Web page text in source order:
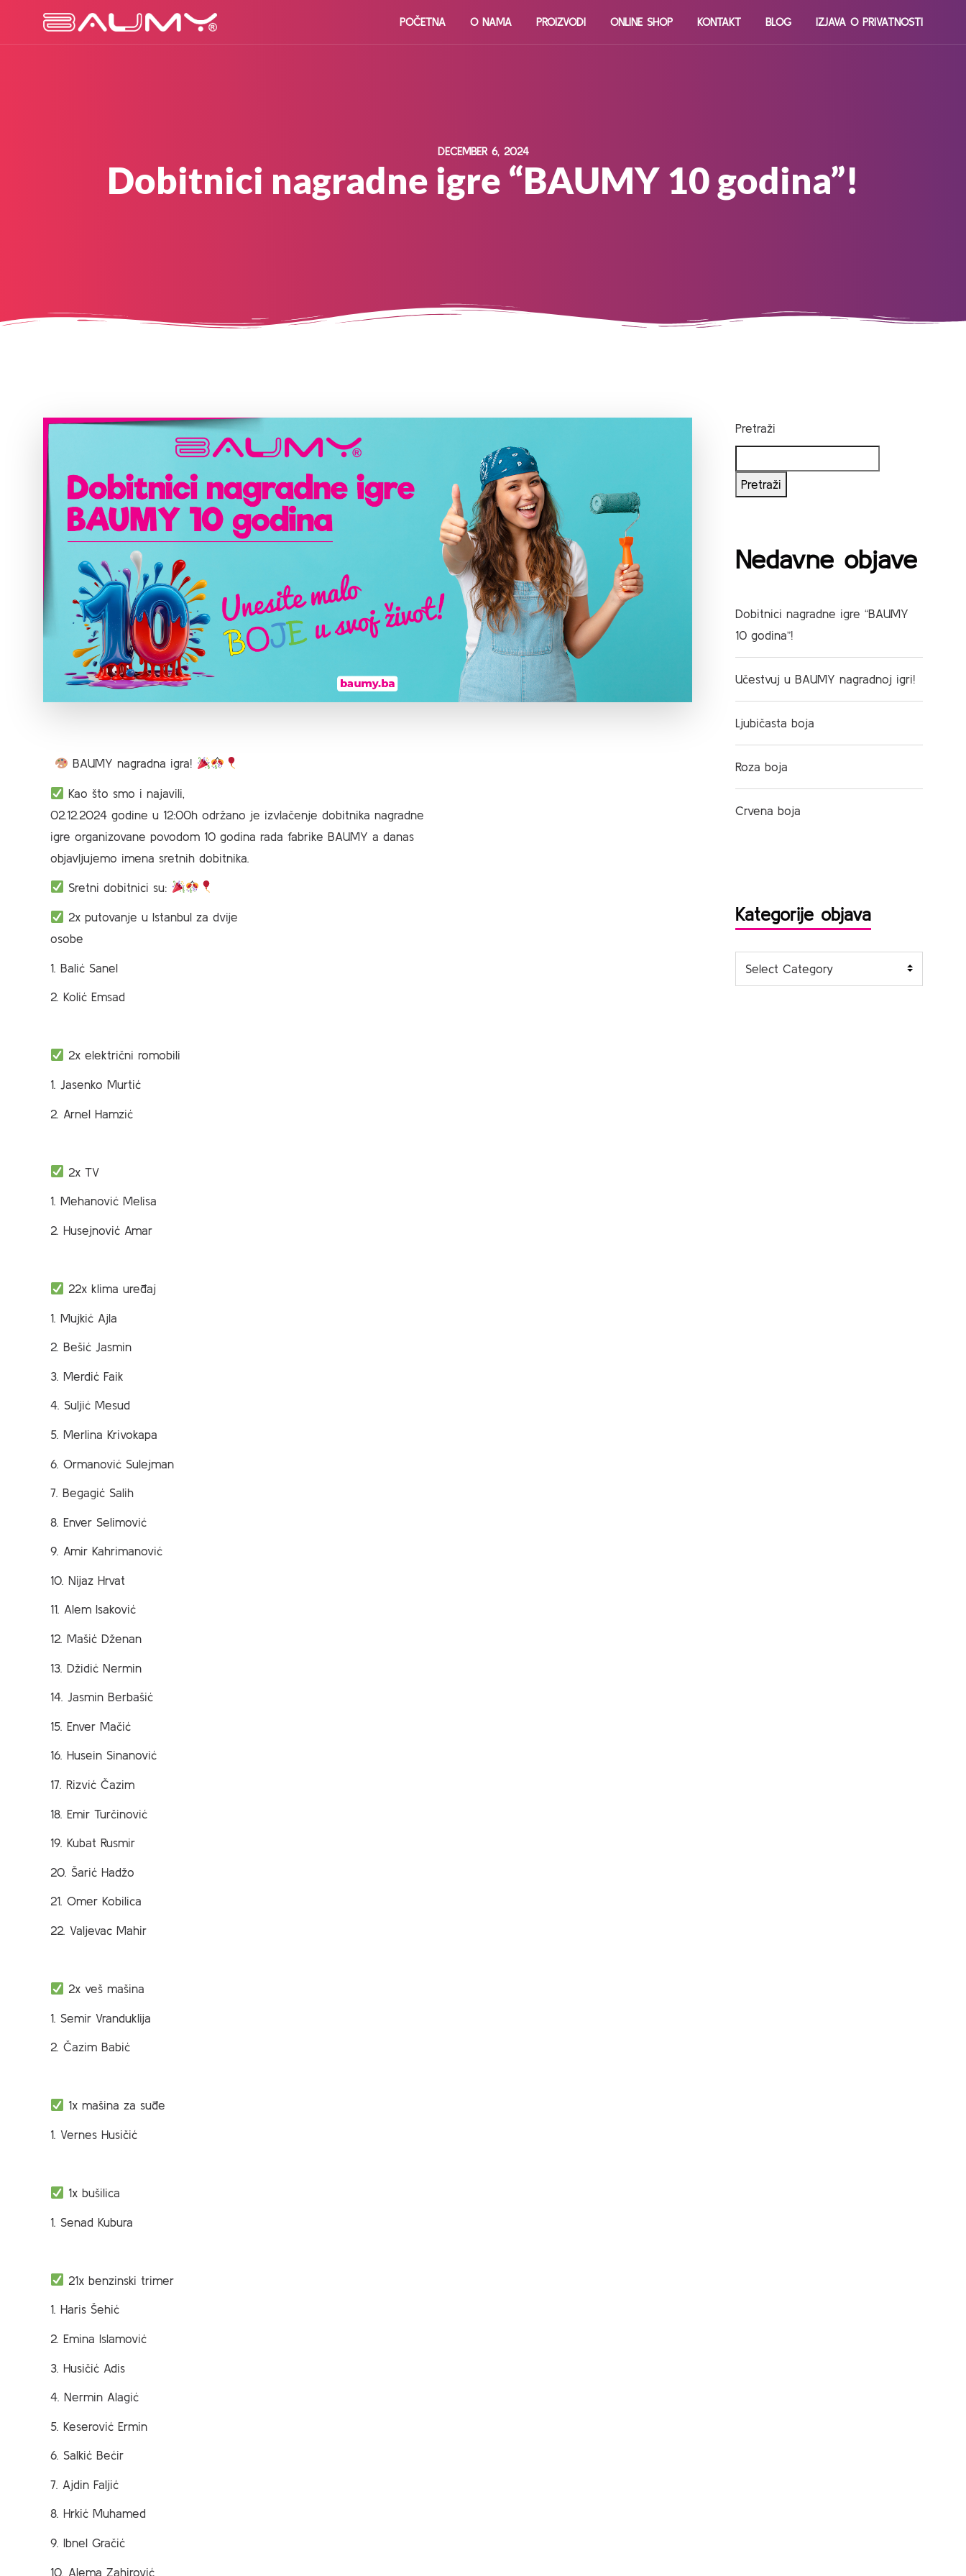
POČETNA O NAMA PROIZVODI ONLINE SHOP KONTAKT BLOG IZJAVA O PRIVATNOSTI
DECEMBER 6, 2024
Dobitnici nagradne igre “BAUMY 10 godina”!
BAUMY nagradna igra!
Kao što smo i najavili,
02.12.2024 godine u 12:00h održano je izvlačenje dobitnika nagradne
igre organizovane povodom 10 godina rada fabrike BAUMY a danas
objavljujemo imena sretnih dobitnika.
Sretni dobitnici su:
2x putovanje u Istanbul za dvije
osobe
1. Balić Sanel
2. Kolić Emsad
2x električni romobili
1. Jasenko Murtić
2. Arnel Hamzić
2x TV
1. Mehanović Melisa
2. Husejnović Amar
22x klima uređaj
1. Mujkić Ajla
2. Bešić Jasmin
3. Merdić Faik
4. Suljić Mesud
5. Merlina Krivokapa
6. Ormanović Sulejman
7. Begagić Salih
8. Enver Selimović
9. Amir Kahrimanović
10. Nijaz Hrvat
11. Alem Isaković
12. Mašić Dženan
13. Džidić Nermin
14. Jasmin Berbašić
15. Enver Mačić
16. Husein Sinanović
17. Rizvić Čazim
18. Emir Turčinović
19. Kubat Rusmir
20. Šarić Hadžo
21. Omer Kobilica
22. Valjevac Mahir
2x veš mašina
1. Semir Vranduklija
2. Čazim Babić
1x mašina za suđe
1. Vernes Husičić
1x bušilica
1. Senad Kubura
21x benzinski trimer
1. Haris Šehić
2. Emina Islamović
3. Husičić Adis
4. Nermin Alagić
5. Keserović Ermin
6. Salkić Bećir
7. Ajdin Faljić
8. Hrkić Muhamed
9. Ibnel Gračić
10. Alema Zahirović
Pretraži
Pretraži
Nedavne objave
Dobitnici nagradne igre “BAUMY
10 godina”!
Učestvuj u BAUMY nagradnoj igri!
Ljubičasta boja
Roza boja
Crvena boja
Kategorije objava